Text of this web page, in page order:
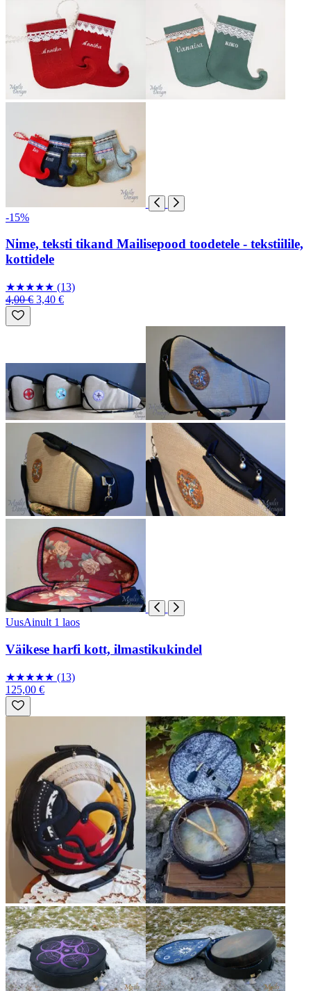
-15%
Nime, teksti tikand Mailisepood toodetele - tekstiilile,
kottidele
★★★★★ (13)
4,00 € 3,40 €
UusAinult 1 laos
Väikese harfi kott, ilmastikukindel
★★★★★ (13)
125,00 €